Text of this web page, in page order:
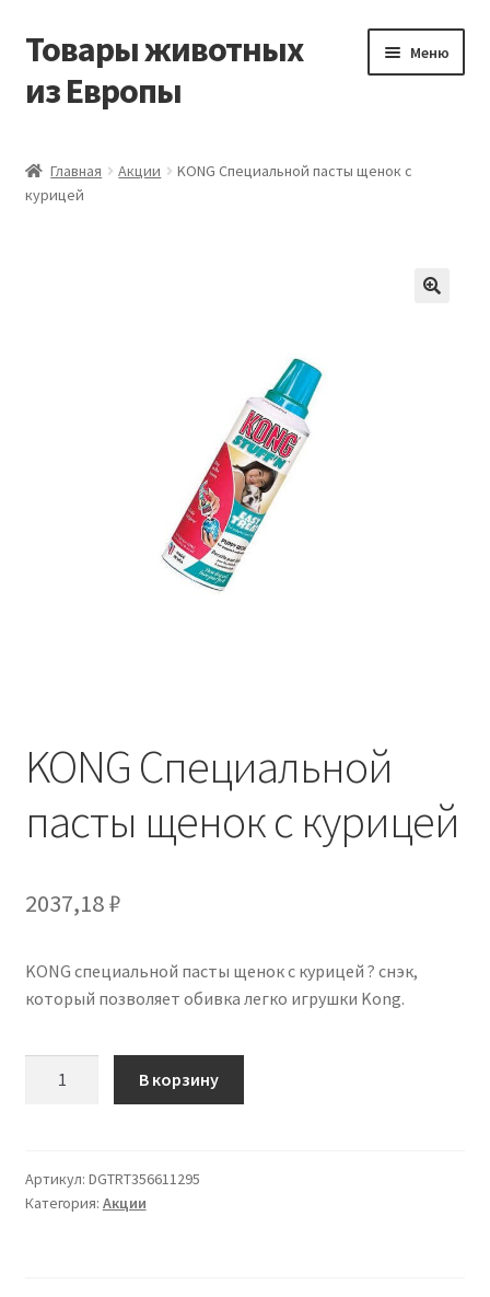
Перейти
навигации
Перейти
содержимому
Товары животных
из Европы
Меню
Виды доставки
Главная Акции
KONG Специальной пасты щенок с
курицей
KONG Специальной
пасты щенок с курицей
2037,18₽
KONG специальной пасты щенок с курицей ? снэк,
который позволяет обивка легко игрушки Kong.
пасты
щенок
В корзину
Артикул: DGTRT356611295
Категория: Акции